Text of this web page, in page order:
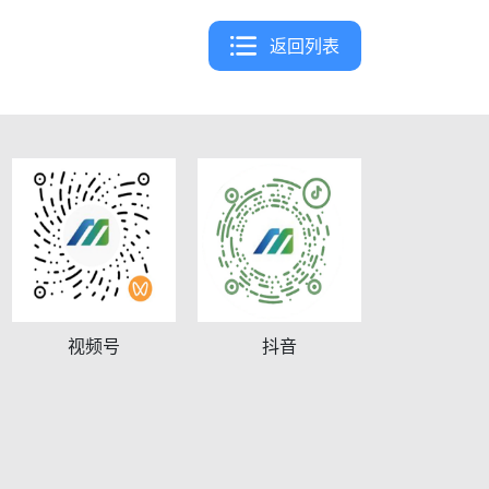
返回列表
视频号 抖音